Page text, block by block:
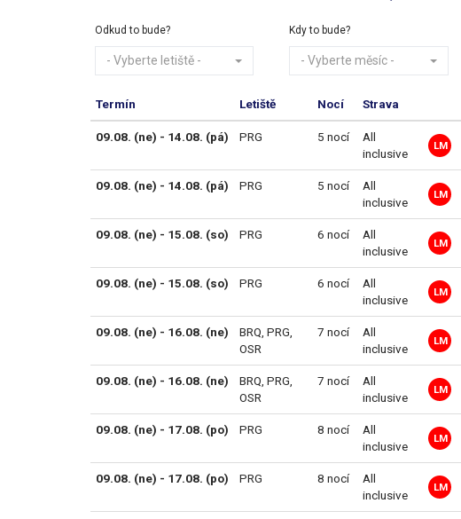
Odkud to bude?
- Vyberte letiště -
Kdy to bude?
- Vyberte měsíc -
Termín Letiště Nocí Strava
09.08. (ne) - 14.08. (pá) PRG 5 nocí
All
inclusive
LM
09.08. (ne) - 14.08. (pá) PRG 5 nocí
All
inclusive
LM
09.08. (ne) - 15.08. (so) PRG 6 nocí
All
inclusive
LM
09.08. (ne) - 15.08. (so) PRG 6 nocí
All
inclusive
LM
09.08. (ne) - 16.08. (ne) BRQ, PRG,
OSR
7 nocí
All
inclusive
LM
09.08. (ne) - 16.08. (ne) BRQ, PRG,
OSR
7 nocí
All
inclusive
LM
09.08. (ne) - 17.08. (po) PRG 8 nocí
All
inclusive
LM
09.08. (ne) - 17.08. (po) PRG 8 nocí
All
inclusive
LM